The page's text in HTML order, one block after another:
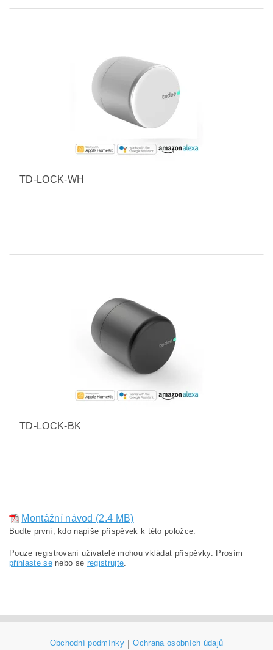
TD-LOCK-WH
TD-LOCK-BK
Montážní návod (2.4 MB)
Buďte první, kdo napíše příspěvek k této položce.
Pouze registrovaní uživatelé mohou vkládat příspěvky. Prosím
přihlaste senebo se registrujte.
Obchodní podmínky Ochrana osobních údajů